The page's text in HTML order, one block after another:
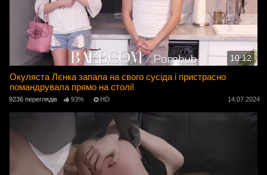
10:12
Окуляста Лєнка запала на свого сусіда і пристрасно
помандрувала прямо на столі!
9236 переглядів 93% HD 14.07.2024